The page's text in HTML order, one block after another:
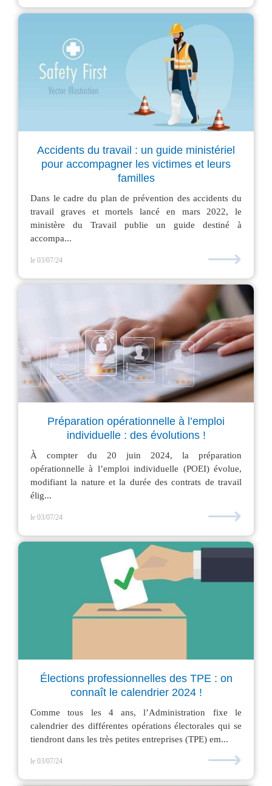
Accidents du travail : un guide ministériel
pour accompagner les victimes et leurs
familles
Dans le cadre du plan de prévention des accidents du
travail graves et mortels lancé en mars 2022, le
ministère du Travail publie un guide destiné à
accompa...
le 03/07/24 ⟶
Préparation opérationnelle à l’emploi
individuelle : des évolutions !
À compter du 20 juin 2024, la préparation
opérationnelle à l’emploi individuelle (POEI) évolue,
modifiant la nature et la durée des contrats de travail
élig...
le 03/07/24 ⟶
Élections professionnelles des TPE : on
connaît le calendrier 2024 !
Comme tous les 4 ans, l’Administration fixe le
calendrier des différentes opérations électorales qui se
tiendront dans les très petites entreprises (TPE) em...
le 03/07/24 ⟶